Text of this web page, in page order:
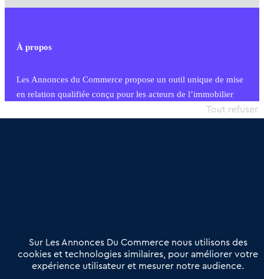
À propos
Les Annonces du Commerce propose un outil unique de mise
en relation qualifiée conçu pour les acteurs de l’immobilier
commercial et les collectivités territoriales, simple et intégrant
Offres Pro
Actualités
Qui sommes nous ?
Derniers articles
Sur Les Annonces Du Commerce nous utilisons des
cookies et technologies similaires, pour améliorer votre
expérience utilisateur et mesurer notre audience.
Tout refuser